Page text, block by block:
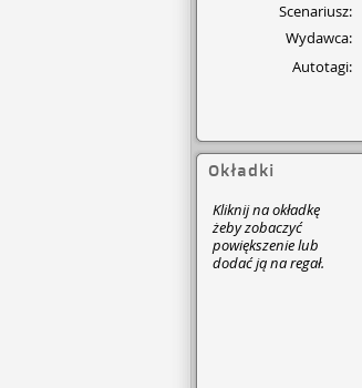
Scenariusz:
Wydawca:
Autotagi:
Okładki
Kliknij na okładkę
żeby zobaczyć
powiększenie lub
dodać ją na regał.